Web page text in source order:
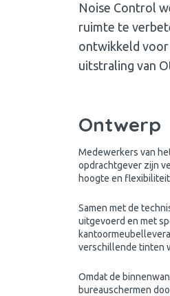
Noise Control
ruimte te
ontwikkeld voor
uitstraling van
Ontwerp
Medewerkers van
opdrachtgever zijn
hoogte en
Samen met de
uitgevoerd en met
verschillende tinten
Omdat de
bureauschermen